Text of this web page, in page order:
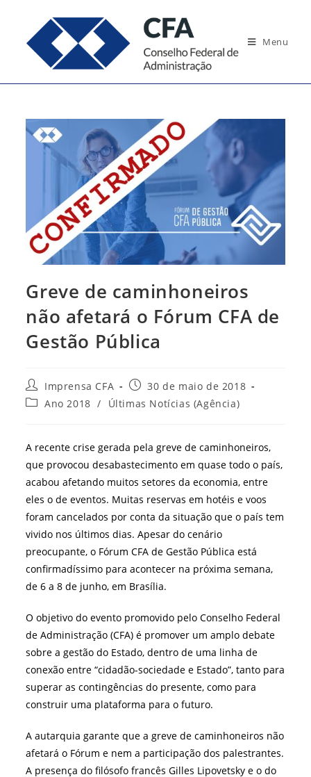
conteúdo
Menu
Greve de caminhoneiros
não afetará o Fórum CFA de
Gestão Pública
Autor
do
post:
Imprensa CFA
Post
publicado:
30 de maio de 2018
Categoria
Ano 2018 / Últimas Notícias (Agência)
A recente crise gerada pela greve de caminhoneiros,
que provocou desabastecimento em quase todo o país,
acabou afetando muitos setores da economia, entre
eles o de eventos. Muitas reservas em hotéis e voos
foram cancelados por conta da situação que o país tem
vivido nos últimos dias. Apesar do cenário
preocupante, o Fórum CFA de Gestão Pública está
confirmadíssimo para acontecer na próxima semana,
de 6 a 8 de junho, em Brasília.
O objetivo do evento promovido pelo Conselho Federal
de Administração (CFA) é promover um amplo debate
sobre a gestão do Estado, dentro de uma linha de
conexão entre “cidadão-sociedade e Estado”, tanto para
superar as contingências do presente, como para
construir uma plataforma para o futuro.
A autarquia garante que a greve de caminhoneiros não
afetará o Fórum e nem a participação dos palestrantes.
A presença do filósofo francês Gilles Lipovetsky e o do